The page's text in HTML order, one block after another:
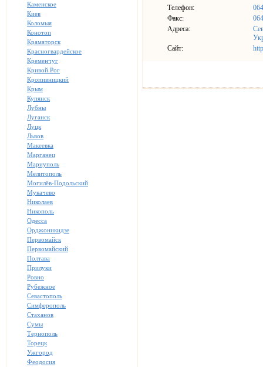
Каменское
Киев
Коломыя
Конотоп
Краматорск
Красногвардейское
Кременчуг
Кривой Рог
Кропивницкий
Крым
Купянск
Лубны
Луганск
Луцк
Львов
Макеевка
Марганец
Мариуполь
Мелитополь
Могилёв-Подольский
Мукачево
Николаев
Никополь
Одесса
Орджоникидзе
Первомайск
Первомайский
Полтава
Прилуки
Ровно
Рубежное
Севастополь
Симферополь
Стаханов
Сумы
Тернополь
Торецк
Ужгород
Феодосия
Телефон:
Факс:
Адреса:
Сайт: